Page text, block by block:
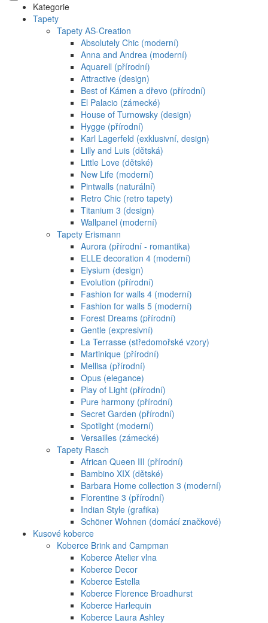
Kategorie
Tapety
Tapety AS-Creation
Absolutely Chic (moderní)
Anna and Andrea (moderní)
Aquarell (přírodní)
Attractive (design)
Best of Kámen a dřevo (přírodní)
El Palacio (zámecké)
House of Turnowsky (design)
Hygge (přírodní)
Karl Lagerfeld (exklusivní, design)
Lilly and Luis (dětská)
Little Love (dětské)
New Life (moderní)
Pintwalls (naturální)
Retro Chic (retro tapety)
Titanium 3 (design)
Wallpanel (moderní)
Tapety Erismann
Aurora (přírodní - romantika)
ELLE decoration 4 (moderní)
Elysium (design)
Evolution (přírodní)
Fashion for walls 4 (moderní)
Fashion for walls 5 (moderní)
Forest Dreams (přírodní)
Gentle (expresivní)
La Terrasse (středomořské vzory)
Martinique (přírodní)
Mellisa (přírodní)
Opus (elegance)
Play of Light (přírodní)
Pure harmony (přírodní)
Secret Garden (přírodní)
Spotlight (moderní)
Versailles (zámecké)
Tapety Rasch
African Queen III (přírodní)
Bambino XIX (dětské)
Barbara Home collection 3 (moderní)
Florentine 3 (přírodní)
Indian Style (grafika)
Schöner Wohnen (domácí značkové)
Kusové koberce
Koberce Brink and Campman
Koberce Atelier vlna
Koberce Decor
Koberce Estella
Koberce Florence Broadhurst
Koberce Harlequin
Koberce Laura Ashley